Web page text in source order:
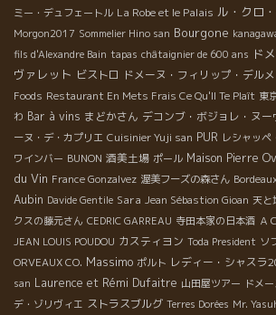
ミー・デュフェートル La Robe et le Palais ル・クロ
Morgon2017 Sommelier Hino san Bourgone
fils d'Alexandre Bain tapas châtaignier de 600 ans ド
ヴァレット ビストロ ドメーヌ・フィリップ・デルメ
Foods Restaurant En Mets Frais Ce Qu'Il Te Plaît 東
わ Bar à vins まどかさん デコンブ・ボジョレ・ヌー
ーヌ・デ・カプリエ Cuisinier Yuji san PUR レシャッ
ワインバー BUNON 酒美土場 ポール Maison Pierre
du Vin France Gonzalvez 渥美フーズの森さん
Aubin Davide Gentile Sara Jean Sébastion Gioan 天と
クスの藤元さん CEDRIC GARREAU 寺田本家の日本酒 Ａ
JEAN LOUIS POUDOU カスティヨン Toda President ソ
ORVEAUX CO. Massimo ポルト レディー・シャスラ
san Laurence et Rémi Dufaitre 山田屋ツアー ドメ
デ・ゾリヴィエ ストラスブルグ Terres Dorées Mr.